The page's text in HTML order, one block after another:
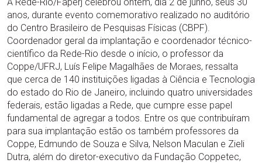
anos, durante evento comemorativo realizado no auditório
do Centro Brasileiro de Pesquisas Físicas (CBPF).
Coordenador geral da implantação e coordenador técnico-
científico da Rede-Rio desde o início, o professor da
Coppe/UFRJ, Luís Felipe Magalhães de Moraes, ressalta
que cerca de 140 instituições ligadas à Ciência e Tecnologia
do estado do Rio de Janeiro, incluindo quatro universidades
federais, estão ligadas a Rede, que cumpre esse papel
fundamental de agregar a todos. Entre os que contribuíram
para sua implantação estão os também professores da
Coppe, Edmundo de Souza e Silva, Nelson Maculan e Zieli
Dutra, além do diretor-executivo da Fundação Coppetec,